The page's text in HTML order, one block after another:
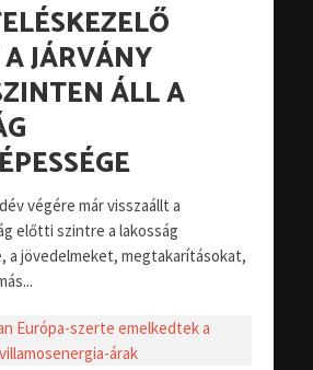
JÁRVÁNY
ÁLL A
végére már visszaállt a
előtti szintre a lakosság
a jövedelmeket, megtakarításokat,